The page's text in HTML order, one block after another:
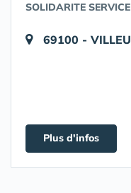
SOLIDARITE SERVICE
69100 -
Plus d'infos